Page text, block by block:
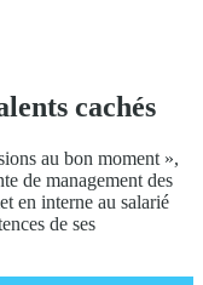
cachés
au bon moment »,
de management des
en interne au salarié
de ses